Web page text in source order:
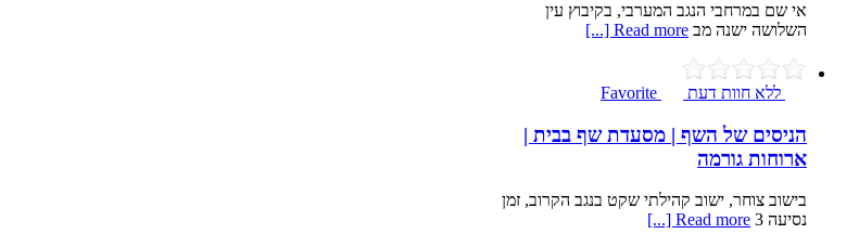
אי שם במרחבי הנגב המערבי, בקיבוץ עין
השלושה ישנה מב Read more [...]
ללא חוות דעת
הניסים של השף | מסעדת שף בבית |
ארוחות גורמה
בישוב צוחר, ישוב קהילתי שקט בנגב הקרוב, זמן
נסיעה 3
Read more [...]